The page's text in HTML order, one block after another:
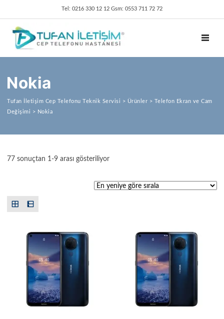
Tel: 0216 330 12 12 Gsm: 0553 711 72 72
Nokia
Tufan İletişim Cep Telefonu Teknik Servisi > Ürünler > Telefon Ekran ve Cam
Değişimi > Nokia
77 sonuçtan 1-9 arası gösteriliyorEn yeniye göre sıralandı